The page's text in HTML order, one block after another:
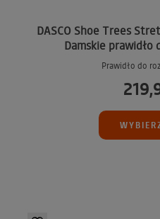
DASCO Shoe Trees
Damskie prawidło
Prawidło do